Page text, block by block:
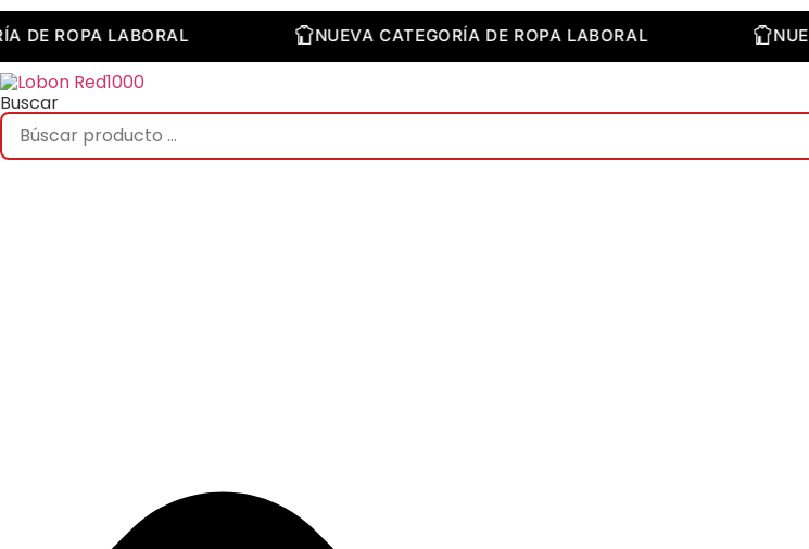
Saltar
al
contenido
DE ROPA LABORAL NUEVA CATEGORÍA DE ROPA LABORAL
Buscar